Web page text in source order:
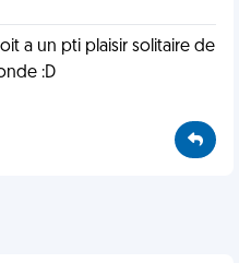
a un pti plaisir solitaire de
:D